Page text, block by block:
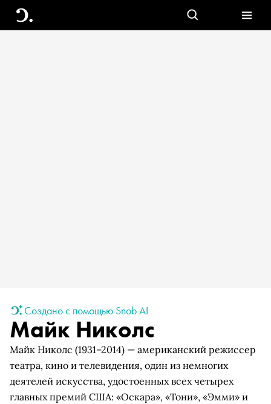
Создано с помощью Snob AI
Майк Николс
Майк Николс (1931–2014) — американский режиссер
театра, кино и телевидения, один из немногих
деятелей искусства, удостоенных всех четырех
главных премий США: «Оскара», «Тони», «Эмми» и